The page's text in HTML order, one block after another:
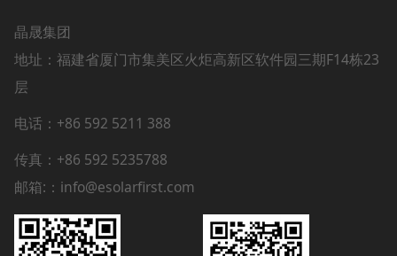
晶晟集团
地址： 福建省厦门市集美区火炬高新区软件园三期F14栋23
层
电话：+86 592 5211 388
传真：+86 592 5235788
邮箱:：info@esolarfirst.com